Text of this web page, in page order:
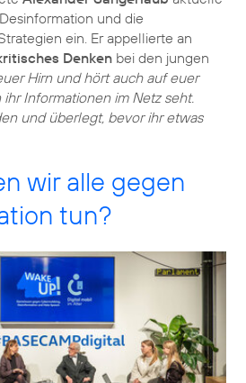
und die
ein. Er appellierte an
Denken bei den jungen
Hirn und hört auch auf euer
Informationen im Netz seht.
und überlegt, bevor ihr etwas
wir alle gegen
tun?